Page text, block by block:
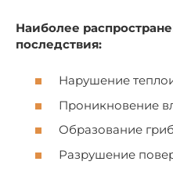
Наиболее
последствия:
Нарушение
Проникновение
Образование
Разрушение